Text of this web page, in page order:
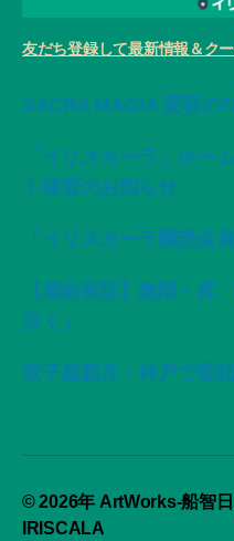
友だち登録して最新情報＆ク
SACRA MAGIA 変容の
「イリスカーラ」ホー
ト移管のお知らせ
「イリスカーラ購読会
【星紡夜話】無限・昇
泣く」
双子座新月・神戸で委
© 2026年 ArtWorks-船智
IRISCALA